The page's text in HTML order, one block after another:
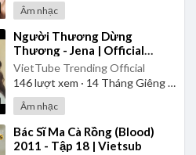
Âm nhạc
⁣Người Thương Dừng
Thương - Jena | Official
Music Video
VietTube Trending Official
146lượt xem · 14 Tháng Giêng 2025
Âm nhạc
⁣Bác Sĩ Ma Cà Rồng (Blood)
2011 - Tập 18 | Vietsub